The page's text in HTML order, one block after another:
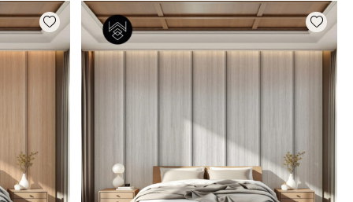
Add wishlist
wishlist